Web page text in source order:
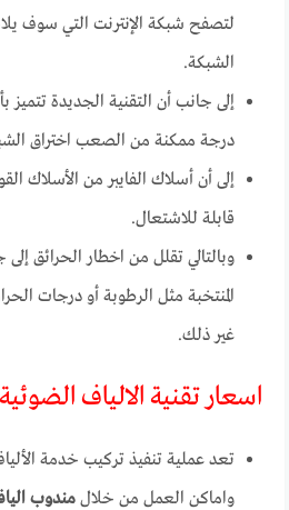
لتصفح شبكة الإنترنت التي سوف
الشبكة.
إلى جانب أن التقنية الجديدة تتميز
درجة ممكنة من الصعب اختراق
إلى أن أسلاك الفايبر من الأسلاك
قابلة للاشتعال.
وبالتالي تقلل من اخطار الحرائق إلى
المنتخبة مثل الرطوبة أو درجات
غير ذلك.
اسعار تقنية الالياف الضوئية
تعد عملية تنفيذ تركيب خدمة
واماكن العمل من خلالمندوب